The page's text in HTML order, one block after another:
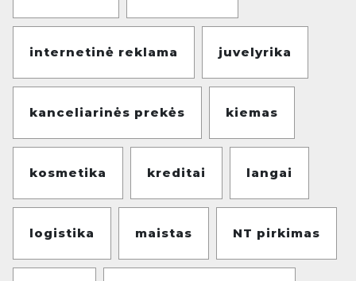
internetinė reklama juvelyrika
kanceliarinės prekės kiemas
kosmetika kreditai langai
logistika maistas NT pirkimas